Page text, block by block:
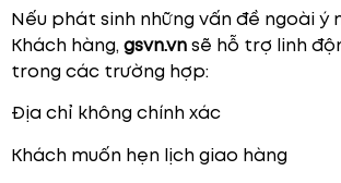
Nếu phát sinh những vấn đề ngoài ý
Khách hàng,gsvn.vnsẽ hỗ trợ linh
trong các trường hợp:
Địa chỉ không chính xác
Khách muốn hẹn lịch giao hàng